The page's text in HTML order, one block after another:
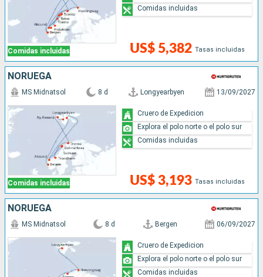
Comidas incluidas US$ 5,382 Tasas incluidas
Comidas incluidas
NORUEGA
Comidas incluidas
MS Midnatsol 8 d Longyearbyen 13/09/2027
US$ 3,193 Tasas incluidas
Cruero de Expedicion
Explora el polo norte o el polo sur
Comidas incluidas
NORUEGA
MS Midnatsol 8 d Bergen 06/09/2027
Cruero de Expedicion
Explora el polo norte o el polo sur
Comidas incluidas